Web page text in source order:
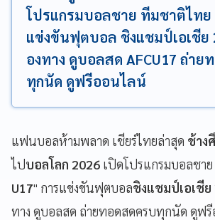
โปรแกรมบอลชาย ทีมชาติไทย
แข่งขันฟุตบอล ชิงแชมป์เอเชีย
องทาง ดูบอลสด AFCU17 ถ่าย
ทุกนัด ดูฟรีออนไลน์
แฟนบอลห้ามพลาด เชียร์ไทยล่าสุด ช้าง
ไปบอลโลก 2026 เปิดโปรแกรมบอลชาย
U17" การแข่งขันฟุตบอลชิงแชมป์เอเชีย
ทาง ดูบอลสด ถ่ายทอดสดครบทุกนัด ดูฟ